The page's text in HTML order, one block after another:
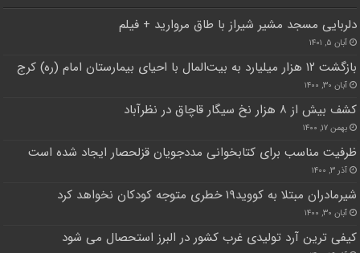
دلربایی مسجد مشیر شیراز با طاق مروارید + فیلم
آبان ۵, ۱۴۰۱
بازگشت ۱۲ هزار میلیارد به بیت‌المال با احیای بیمارستان امام (ره) کرج
آبان ۳۰, ۱۴۰۰
کشف بیش از ۸ هزار نخ سیگار قاچاق در نظرآباد
بهمن ۱۷, ۱۴۰۰
ظرفیت مناسب برای کتابخوانی مددجویان قزلحصار ایجاد شده است
آذر ۳, ۱۴۰۰
شیرمادران مبتلا به کووید۱۹ خطری متوجه کودکان نخواهد کرد
آبان ۳۰, ۱۴۰۰
کیفی ترین آرد تولیدی غرب کشور در البرز استحصال می شود